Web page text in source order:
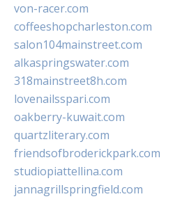
von-racer.com
coffeeshopcharleston.com
salon104mainstreet.com
alkaspringswater.com
318mainstreet8h.com
lovenailsspari.com
oakberry-kuwait.com
quartzliterary.com
friendsofbroderickpark.com
studiopiattellina.com
jannagrillspringfield.com